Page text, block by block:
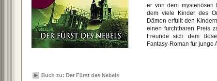
er von dem mysteriösen
dem viele Kinder des
Dämon erfüllt den
einen furchtbaren Preis
Freunde sich dem
Fantasy-Roman für junge
Buch zu: Der Fürst des Nebels